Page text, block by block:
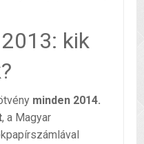
kik
minden 2014.
, a Magyar